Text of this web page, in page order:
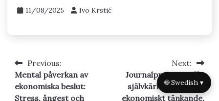
11/08/2025 Ivo Krstić
Post
navigation
Previous:
Mental påverkan av
ekonomiska beslut:
Stress, ångest och
Next:
Journalprompter för
självkärlek: Utforska
ekonomiskt tänkande,
🌐 Swedish ▾